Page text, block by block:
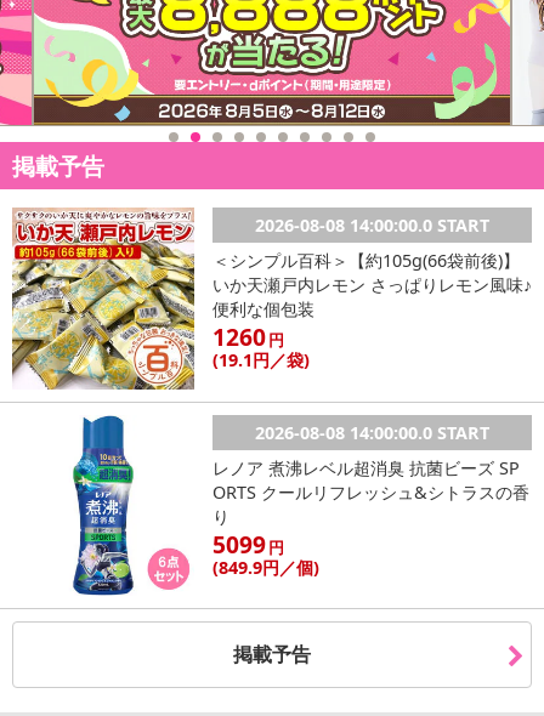
掲載予告
2026-08-08 14:00:00.0 START
＜シンプル百科＞【約105g(66袋前後)】
いか天瀬戸内レモン さっぱりレモン風味♪
便利な個包装
1260円
(19.1円 ／袋)
2026-08-08 14:00:00.0 START
レノア 煮沸レベル超消臭 抗菌ビーズ SP
ORTS クールリフレッシュ&シトラスの香
り
5099円
(849.9円 ／個)
掲載予告